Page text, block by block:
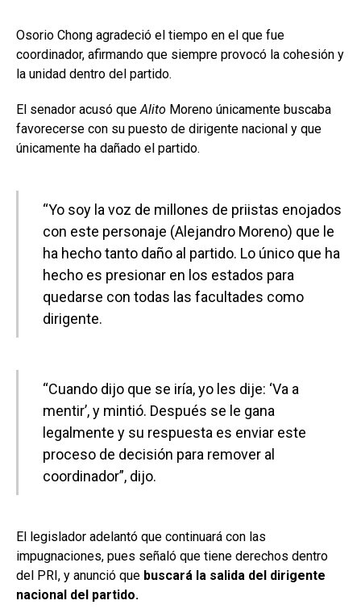
Osorio Chong agradeció el tiempo en el que fue
coordinador, afirmando que siempre provocó la cohesión y
la unidad dentro del partido.
El senador acusó que Alito Moreno únicamente buscaba
favorecerse con su puesto de dirigente nacional y que
únicamente ha dañado el partido.
“Yo soy la voz de millones de priistas enojados
con este personaje (Alejandro Moreno) que le
ha hecho tanto daño al partido. Lo único que ha
hecho es presionar en los estados para
quedarse con todas las facultades como
dirigente.
“Cuando dijo que se iría, yo les dije: ‘Va a
mentir’, y mintió. Después se le gana
legalmente y su respuesta es enviar este
proceso de decisión para remover al
coordinador”, dijo.
El legislador adelantó que continuará con las
impugnaciones, pues señaló que tiene derechos dentro
del PRI, y anunció que buscará la salida del dirigente
nacional del partido.